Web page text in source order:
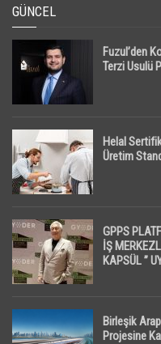
GÜNCEL
Fuzul’den
Terzi Usulü
Helal
Üretim
GPPS
İŞ
KAPSÜL ”
Birleşik
Projesine